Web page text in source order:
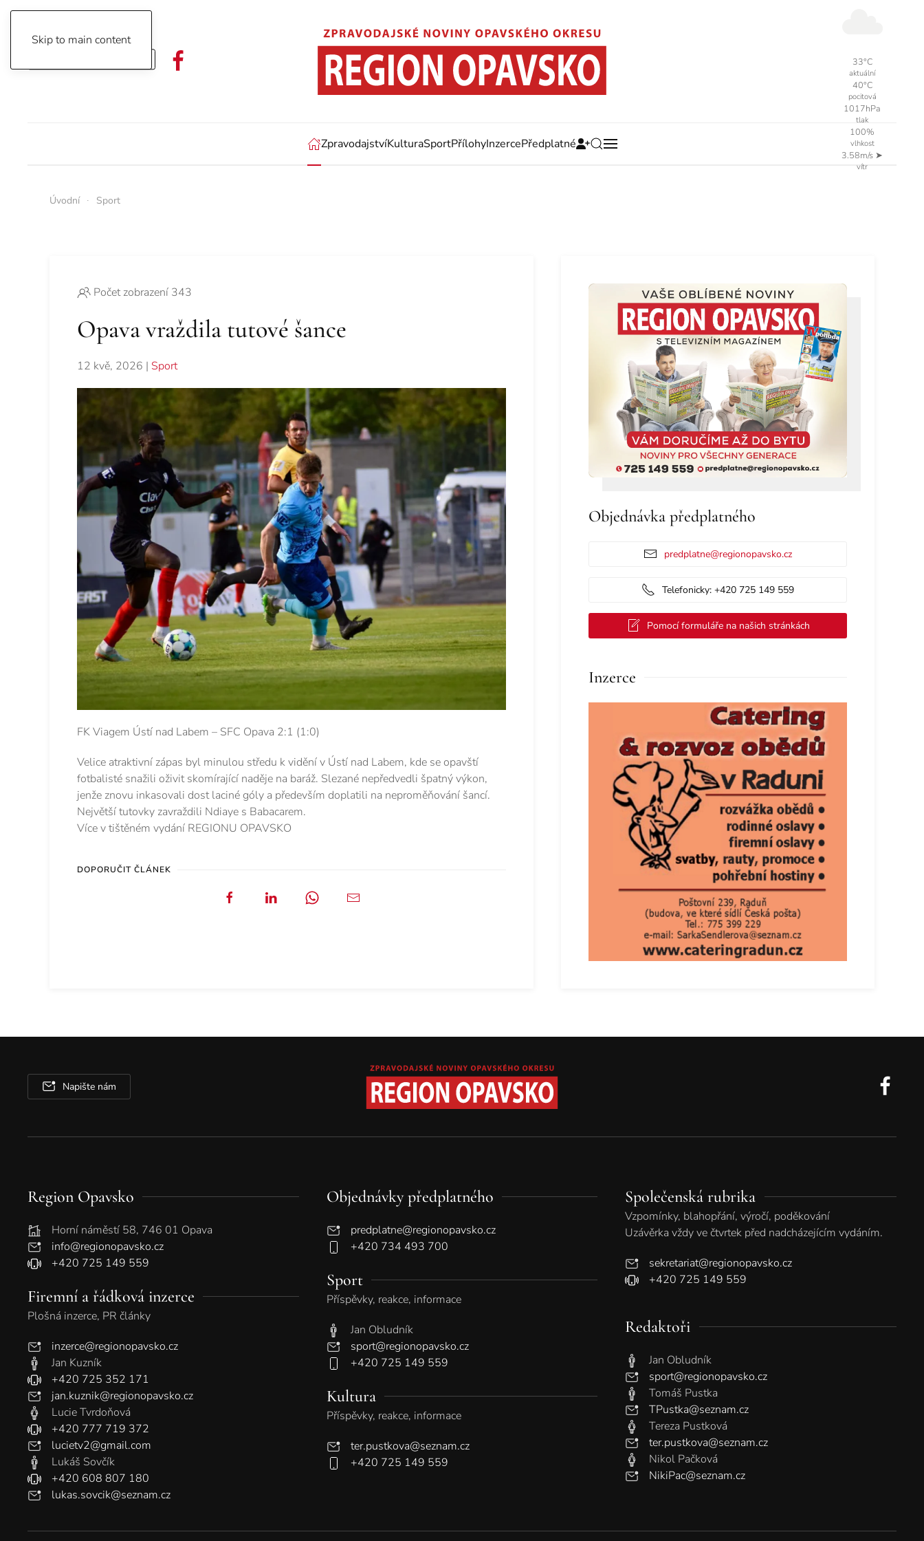
Skip to main content
33°C
aktuální
40°C
pocitová
1017hPa
tlak
100%
vlhkost
3.58m/s ➤
vítr
ZpravodajstvíKulturaSportPřílohyInzercePředplatné
Úvodní Sport
Počet zobrazení 343
Opava vraždila tutové šance
12 kvě, 2026 | Sport
FK Viagem Ústí nad Labem – SFC Opava 2:1 (1:0)
Velice atraktivní zápas byl minulou středu k vidění v Ústí nad Labem, kde se opavští
fotbalisté snažili oživit skomírající naděje na baráž. Slezané nepředvedli špatný výkon,
jenže znovu inkasovali dost laciné góly a především doplatili na neproměňování šancí.
Největší tutovky zavraždili Ndiaye s Babacarem.
Více v tištěném vydání REGIONU OPAVSKO
DOPORUČIT ČLÁNEK
Objednávka předplatného
predplatne@regionopavsko.cz
Telefonicky: +420 725 149 559
Pomocí formuláře na našich stránkách
Inzerce
Napište nám
Region Opavsko
Horní náměstí 58, 746 01 Opava
info@regionopavsko.cz
+420 725 149 559
Firemní a řádková inzerce
Plošná inzerce, PR články
inzerce@regionopavsko.cz
Jan Kuzník
+420 725 352 171
jan.kuznik@regionopavsko.cz
Lucie Tvrdoňová
+420 777 719 372
lucietv2@gmail.com
Lukáš Sovčík
+420 608 807 180
lukas.sovcik@seznam.cz
Objednávky předplatného
predplatne@regionopavsko.cz
+420 734 493 700
Sport
Příspěvky, reakce, informace
Jan Obludník
sport@regionopavsko.cz
+420 725 149 559
Kultura
Příspěvky, reakce, informace
ter.pustkova@seznam.cz
+420 725 149 559
Společenská rubrika
Vzpomínky, blahopřání, výročí, poděkování
Uzávěrka vždy ve čtvrtek před nadcházejícím vydáním.
sekretariat@regionopavsko.cz
+420 725 149 559
Redaktoři
Jan Obludník
sport@regionopavsko.cz
Tomáš Pustka
TPustka@seznam.cz
Tereza Pustková
ter.pustkova@seznam.cz
Nikol Pačková
NikiPac@seznam.cz